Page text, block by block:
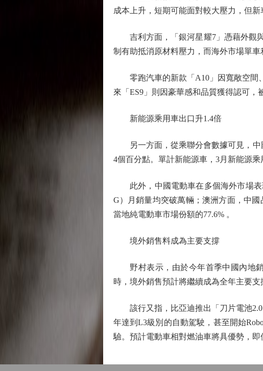
成本上升，短期可能面對較大壓力，但新
吉利方面，「銀河星耀7」憑藉外觀與
制有助抵消原材料壓力，而海外市場單
零跑汽車的新款「A10」因寬敞空間、
來「ES9」則因豪華感和品質獲得認可，
新能源乘用車出口升1.4倍
另一方面，從乘聯分會數據可見，中國
4個百分點。單計新能源車，3月新能源乘
此外，中國電動車在多個海外市場表
G）月銷量均突破萬輛；澳洲方面，中
當地純電動車市場份額的77.6% 。
境外銷售料成為主要支撐
野村表示，由於今年首季中國內地銷
時，境外銷售預計將繼續成為全年主要支
該行又指，比亞迪推出「刀片電池2.0
年達到L3級別的自動駕駛，甚至開始
驗。預計電動車相對燃油車將具優勢，